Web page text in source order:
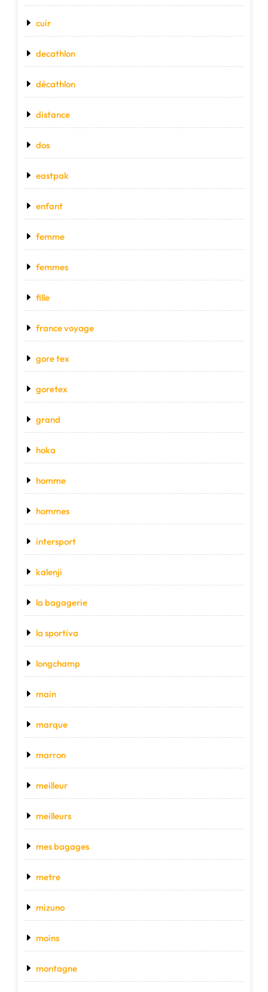
cuir
decathlon
décathlon
distance
dos
eastpak
enfant
femme
femmes
fille
france voyage
gore tex
goretex
grand
hoka
homme
hommes
intersport
kalenji
la bagagerie
la sportiva
longchamp
main
marque
marron
meilleur
meilleurs
mes bagages
metre
mizuno
moins
montagne